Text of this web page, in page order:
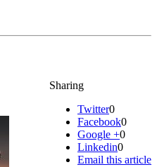
Sharing
Twitter0
Facebook0
Google +0
Linkedin0
Email this article